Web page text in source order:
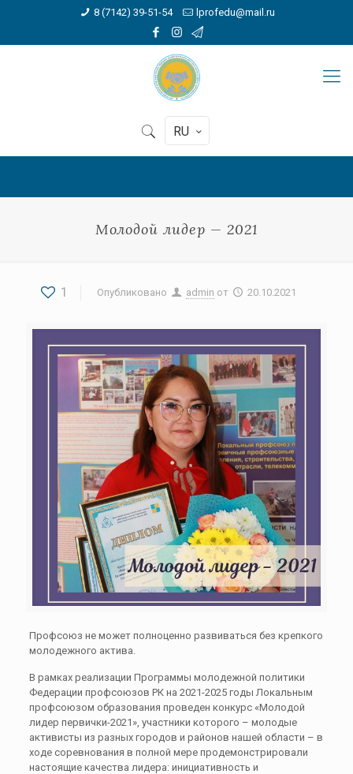
8 (7142) 39-51-54 lprofedu@mail.ru
RU
Молодой лидер — 2021
1 Опубликовано admin от 20.10.2021
Профсоюз не может полноценно развиваться без крепкого
молодежного актива.
В рамках реализации Программы молодежной политики
Федерации профсоюзов РК на 2021-2025 годы Локальным
профсоюзом образования проведен конкурс «Молодой
лидер первички-2021», участники которого – молодые
активисты из разных городов и районов нашей области – в
ходе соревнования в полной мере продемонстрировали
настоящие качества лидера: инициативность и